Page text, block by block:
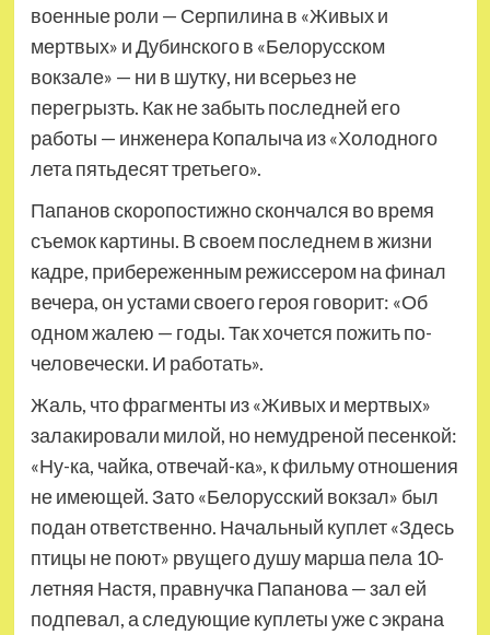
военные роли — Серпилина в «Живых и
мертвых» и Дубинского в «Белорусском
вокзале» — ни в шутку, ни всерьез не
перегрызть. Как не забыть последней его
работы — инженера Копалыча из «Холодного
лета пятьдесят третьего».
Папанов скоропостижно скончался во время
съемок картины. В своем последнем в жизни
кадре, прибереженным режиссером на финал
вечера, он устами своего героя говорит: «Об
одном жалею — годы. Так хочется пожить по-
человечески. И работать».
Жаль, что фрагменты из «Живых и мертвых»
залакировали милой, но немудреной песенкой:
«Ну-ка, чайка, отвечай-ка», к фильму отношения
не имеющей. Зато «Белорусский вокзал» был
подан ответственно. Начальный куплет «Здесь
птицы не поют» рвущего душу марша пела 10-
летняя Настя, правнучка Папанова — зал ей
подпевал, а следующие куплеты уже с экрана